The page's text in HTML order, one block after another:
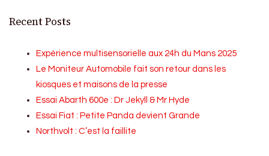
Recent Posts
Expérience multisensorielle aux 24h du Mans 2025
Le Moniteur Automobile fait son retour dans les
kiosques et maisons de la presse
Essai Abarth 600e : Dr Jekyll & Mr Hyde
Essai Fiat : Petite Panda devient Grande
Northvolt : C’est la faillite